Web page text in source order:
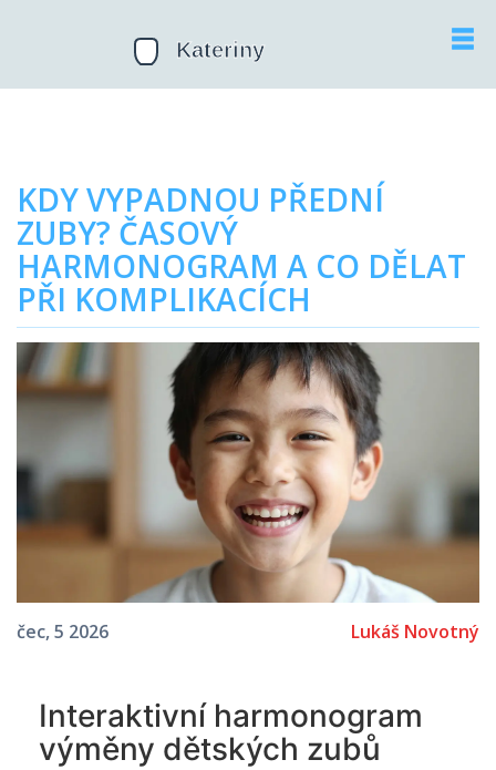
KDY VYPADNOU PŘEDNÍ
ZUBY? ČASOVÝ
HARMONOGRAM A CO DĚLAT
PŘI KOMPLIKACÍCH
čec, 5 2026 Lukáš Novotný
Interaktivní harmonogram
výměny dětských zubů